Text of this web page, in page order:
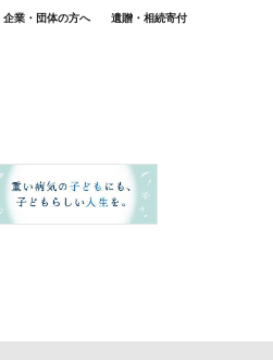
企業・団体の方へ 遺贈・相続寄付